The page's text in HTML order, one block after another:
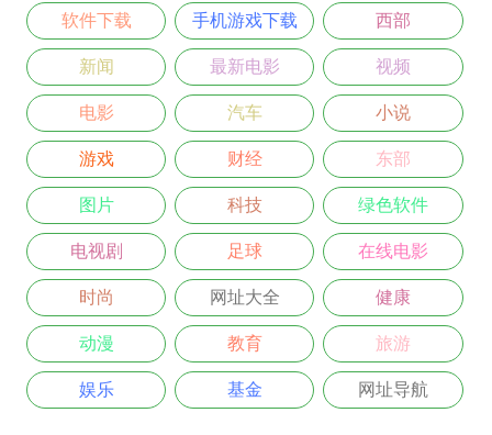
软件下载 手机游戏下载 西部
新闻 最新电影 视频
电影 汽车 小说
游戏 财经 东部
图片 科技 绿色软件
电视剧 足球 在线电影
时尚 网址大全 健康
动漫 教育 旅游
娱乐 基金 网址导航